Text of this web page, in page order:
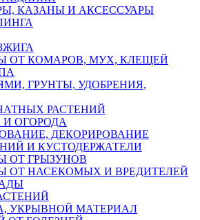
КАЗАНЫ И АКСЕССУАРЫ
ОТ КОМАРОВ, МУХ, КЛЕЩЕЙ
ГРУНТЫ, УДОБРЕНИЯ,
РАСТЕНИЙ
ОГОРОДА
ДЕКОРИРОВАНИЕ
И КУСТОДЕРЖАТЕЛИ
ОТ ГРЫЗУНОВ
ОТ НАСЕКОМЫХ И ВРЕДИТЕЛЕЙ
УКРЫВНОЙ МАТЕРИАЛ